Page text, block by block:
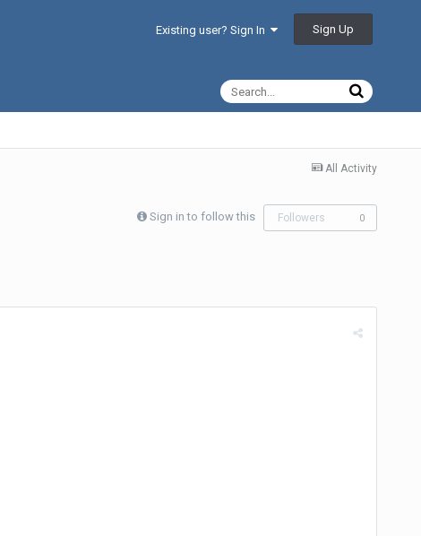
Existing user? Sign In Sign Up
All Activity
Sign in to follow this Followers 0